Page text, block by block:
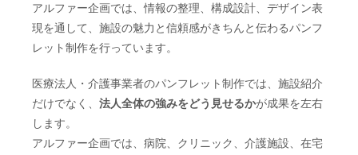
アルファー企画では、情報の整理、構成設計、デザイン表
現を通して、施設の魅力と信頼感がきちんと伝わるパンフ
レット制作を行っています。
医療法人・介護事業者のパンフレット制作では、施設紹介
だけでなく、 法人全体の強みをどう見せるかが成果を左右
します。
アルファー企画では、病院、クリニック、介護施設、在宅